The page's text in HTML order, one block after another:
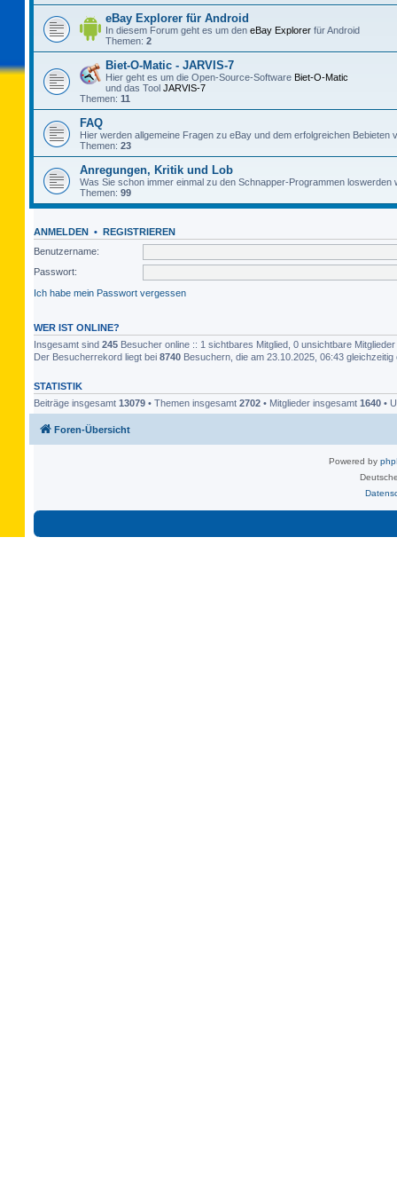
eBay Explorer für Android
In diesem Forum geht es um den eBay Explorer für Android
Themen: 2
Biet-O-Matic - JARVIS-7
Hier geht es um die Open-Source-Software Biet-O-Matic
und das Tool JARVIS-7
Themen: 11
FAQ
Hier werden allgemeine Fragen zu eBay und dem erfolgreichen Bebieten
Themen: 23
Anregungen, Kritik und Lob
Was Sie schon immer einmal zu den Schnapper-Programmen loswerden
Themen: 99
ANMELDEN • REGISTRIEREN
Benutzername:
Passwort:
Ich habe mein Passwort vergessen
WER IST ONLINE?
Insgesamt sind 245 Besucher online :: 1 sichtbares Mitglied, 0 unsichtbare
Der Besucherrekord liegt bei 8740 Besuchern, die am 23.10.2025, 06:43 gleichzeitig
STATISTIK
Beiträge insgesamt 13079 • Themen insgesamt 2702 • Mitglieder insgesamt 1640 •
Foren-Übersicht
Powered by